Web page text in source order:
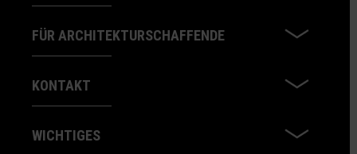
FÜR ARCHITEKTURSCHAFFENDE
KONTAKT
WICHTIGES